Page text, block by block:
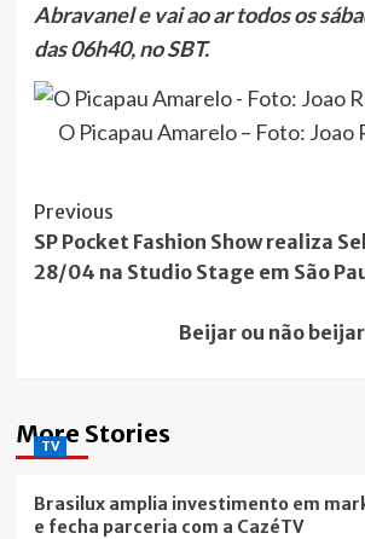
Abravanel e vai ao ar todos os
das 06h40, no SBT.
O Picapau Amarelo – Foto: Joao
Post
Navigation
Previous
SP Pocket Fashion Show realiza
28/04 na Studio Stage em São
Beijar ou não
More Stories
TV
Brasilux amplia investimento em
e fecha parceria com a CazéTV